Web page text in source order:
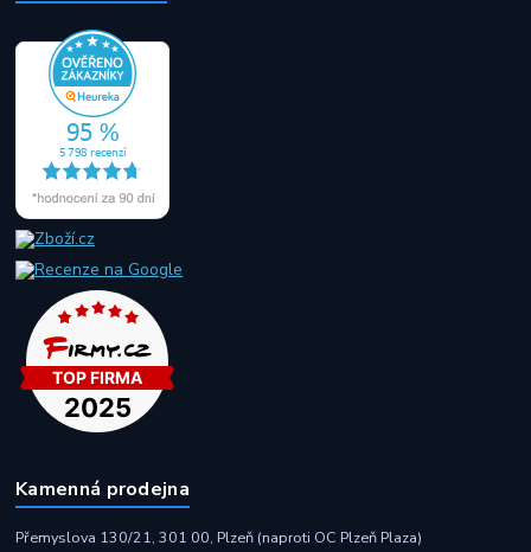
Kamenná prodejna
Přemyslova 130/21, 301 00, Plzeň (naproti OC Plzeň Plaza)